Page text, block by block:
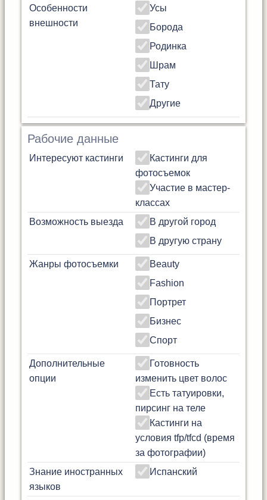
Особенности
внешности
Усы
Борода
Родинка
Шрам
Тату
Другие
Рабочие данные
Интересуют кастинги
Кастинги для
фотосъемок
Участие в мастер-
классах
Возможность выезда
В другой город
В другую страну
Жанры фотосъемки
Beauty
Fashion
Портрет
Бизнес
Спорт
Дополнительные
опции
Готовность
изменить цвет волос
Есть татуировки,
пирсинг на теле
Кастинги на
условия tfp/tfcd (время
за фотографии)
Знание иностранных
языков
Испанский